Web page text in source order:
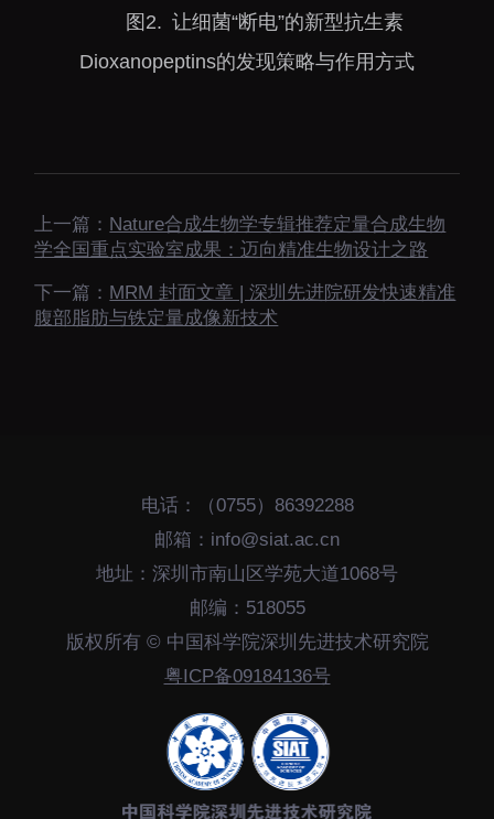
图2. 让细菌“断电”的新型抗生素
Dioxanopeptins的发现策略与作用方式
上一篇： Nature合成生物学专辑推荐定量合成生物
学全国重点实验室成果：迈向精准生物设计之路
下一篇： MRM 封面文章 | 深圳先进院研发快速精准
腹部脂肪与铁定量成像新技术
电话：（0755）86392288
邮箱：info@siat.ac.cn
地址：深圳市南山区学苑大道1068号
邮编：518055
版权所有 © 中国科学院深圳先进技术研究院
粤ICP备09184136号